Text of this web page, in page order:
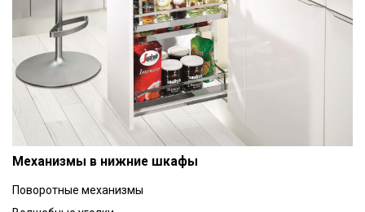
Механизмы в нижние шкафы
Поворотные механизмы